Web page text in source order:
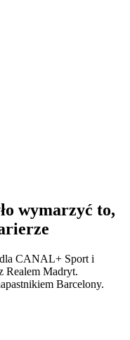
wymarzyć to,
CANAL+ Sport i
Realem Madryt.
Barcelony.